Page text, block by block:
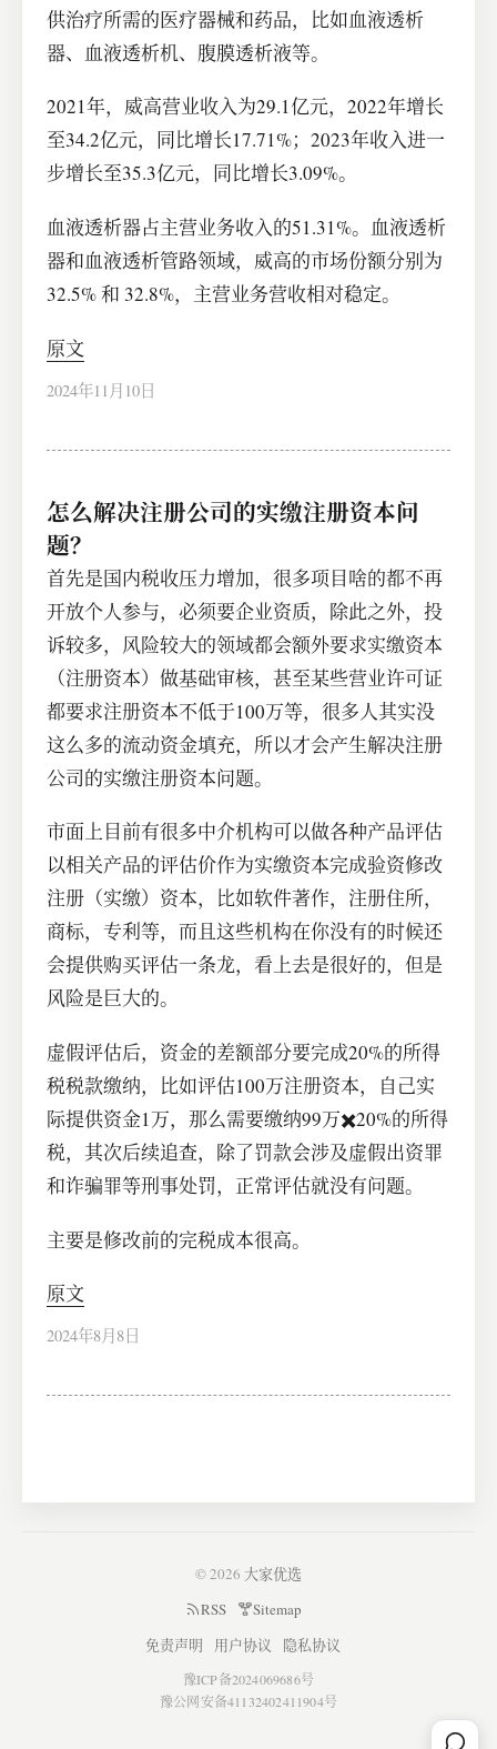
供治疗所需的医疗器械和药品，比如血液透析
器、血液透析机、腹膜透析液等。
2021年，威高营业收入为29.1亿元，2022年增长
至34.2亿元，同比增长17.71%；2023年收入进一
步增长至35.3亿元，同比增长3.09%。
血液透析器占主营业务收入的51.31%。血液透析
器和血液透析管路领域，威高的市场份额分别为
32.5% 和 32.8%，主营业务营收相对稳定。
原文
2024年11月10日
怎么解决注册公司的实缴注册资本问
题？
首先是国内税收压力增加，很多项目啥的都不再
开放个人参与，必须要企业资质，除此之外，投
诉较多，风险较大的领域都会额外要求实缴资本
（注册资本）做基础审核，甚至某些营业许可证
都要求注册资本不低于100万等，很多人其实没
这么多的流动资金填充，所以才会产生解决注册
公司的实缴注册资本问题。
市面上目前有很多中介机构可以做各种产品评估
以相关产品的评估价作为实缴资本完成验资修改
注册（实缴）资本，比如软件著作，注册住所，
商标，专利等，而且这些机构在你没有的时候还
会提供购买评估一条龙，看上去是很好的，但是
风险是巨大的。
虚假评估后，资金的差额部分要完成20%的所得
税税款缴纳，比如评估100万注册资本，自己实
际提供资金1万，那么需要缴纳99万✖️20%的所得
税，其次后续追查，除了罚款会涉及虚假出资罪
和诈骗罪等刑事处罚，正常评估就没有问题。
主要是修改前的完税成本很高。
原文
2024年8月8日
© 2026 大家优选
RSS
Sitemap
免责声明
用户协议 隐私协议
豫ICP备2024069686号
豫公网安备41132402411904号